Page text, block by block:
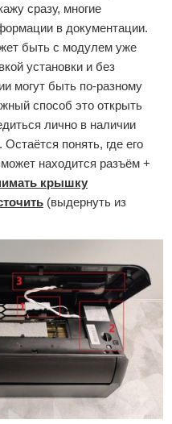
сразу, многие
в документации.
быть с модулем уже
установки и без
могут быть по-разному
способ это открыть
лично в наличии
. Остаётся понять, где его
находится разъём +
крышку
(выдернуть из